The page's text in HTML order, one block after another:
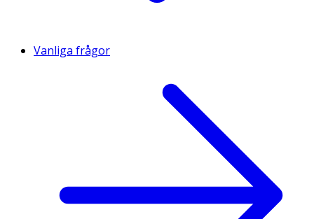
Vanliga frågor